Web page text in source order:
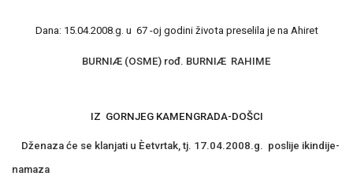
Dana: 15.04.2008.g. u 67 -oj godini života preselila je na Ahiret
BURNIÆ (OSME) rođ. BURNIÆ RAHIME
IZ GORNJEG KAMENGRADA-DOŠCI
Dženaza će se klanjati u Èetvrtak, tj. 17.04.2008.g. poslije ikindije-
namaza